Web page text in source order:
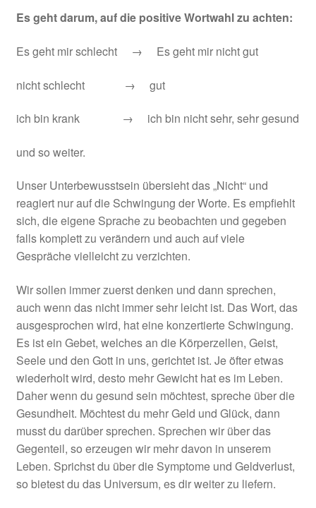
Es geht darum, auf die positive Wortwahl zu achten:
Es geht mir schlecht → Es geht mir nicht gut
nicht schlecht → gut
ich bin krank → ich bin nicht sehr, sehr gesund
und so weiter.
Unser Unterbewusstsein übersieht das „Nicht“ und
reagiert nur auf die Schwingung der Worte. Es empfiehlt
sich, die eigene Sprache zu beobachten und gegeben
falls komplett zu verändern und auch auf viele
Gespräche vielleicht zu verzichten.
Wir sollen immer zuerst denken und dann sprechen,
auch wenn das nicht immer sehr leicht ist. Das Wort, das
ausgesprochen wird, hat eine konzertierte Schwingung.
Es ist ein Gebet, welches an die Körperzellen, Geist,
Seele und den Gott in uns, gerichtet ist. Je öfter etwas
wiederholt wird, desto mehr Gewicht hat es im Leben.
Daher wenn du gesund sein möchtest, spreche über die
Gesundheit. Möchtest du mehr Geld und Glück, dann
musst du darüber sprechen. Sprechen wir über das
Gegenteil, so erzeugen wir mehr davon in unserem
Leben. Sprichst du über die Symptome und Geldverlust,
so bietest du das Universum, es dir weiter zu liefern.